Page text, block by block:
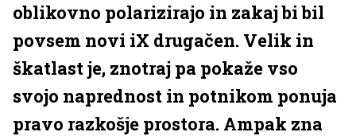
oblikovno polarizirajo in zakaj bi bil
povsem novi iX drugačen. Velik in
škatlast je, znotraj pa pokaže vso
svojo naprednost in potnikom ponuja
pravo razkošje prostora. Ampak zna